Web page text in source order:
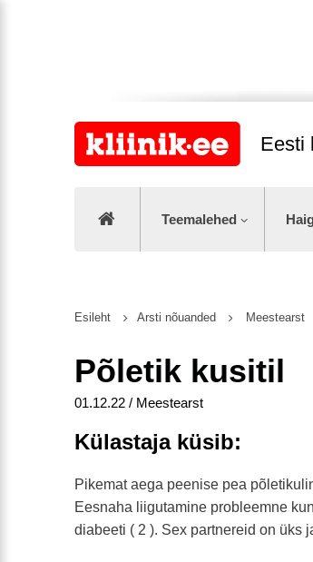
Eesti
Teemalehed
Esileht Arsti nõuanded Meestearst
Põletik kusitil
01.12.22 / Meestearst
Külastaja küsib:
Pikemat aega peenise pea
Eesnaha liigutamine probleemne
diabeeti ( 2 ). Sex partnereid on üks